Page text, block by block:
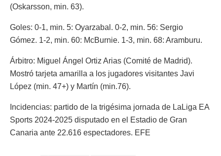
(Oskarsson, min. 63).
Goles: 0-1, min. 5: Oyarzabal. 0-2, min. 56: Sergio
Gómez. 1-2, min. 60: McBurnie. 1-3, min. 68: Aramburu.
Árbitro: Miguel Ángel Ortiz Arias (Comité de Madrid).
Mostró tarjeta amarilla a los jugadores visitantes Javi
López (min. 47+) y Martín (min.76).
Incidencias: partido de la trigésima jornada de LaLiga EA
Sports 2024-2025 disputado en el Estadio de Gran
Canaria ante 22.616 espectadores. EFE